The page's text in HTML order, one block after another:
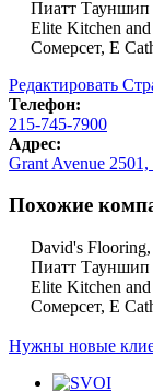
Пиатт Тауншип
Elite Kitchen
Сомерсет, E
Редактировать
Телефон:
215-745-7900
Адрес:
Grant Avenue
Похожие
David's
Пиатт Тауншип
Elite Kitchen
Сомерсет, E
Нужны новые